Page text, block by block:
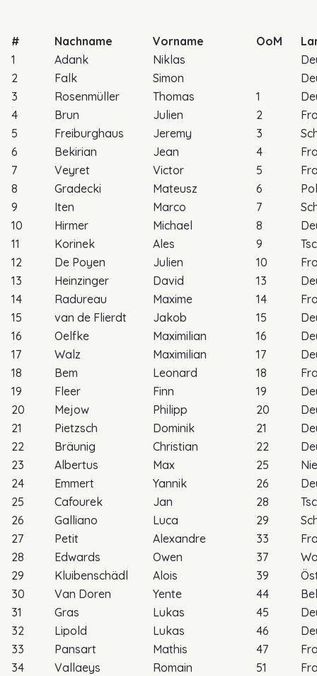
# Nachname Vorname OoM
1
Adank Niklas
2
Falk Simon
3
Rosenmüller Thomas 1
4
Brun Julien 2
5
Freiburghaus Jeremy 3
6
Bekirian Jean 4
7
Veyret Victor 5
8
Gradecki Mateusz 6
9
Iten Marco 7
10
Hirmer Michael 8
11
Korinek Ales 9
12
De Poyen Julien 10
13
Heinzinger David 13
14
Radureau Maxime 14
15
van de Flierdt Jakob 15
16
Oelfke Maximilian 16
17
Walz Maximilian 17
18
Bem Leonard 18
19
Fleer Finn 19
20
Mejow Philipp 20
21
Pietzsch Dominik 21
22
Bräunig Christian 22
23
Albertus Max 25
24
Emmert Yannik 26
25
Cafourek Jan 28
26
Galliano Luca 29
27
Petit Alexandre 33
28
Edwards Owen 37
29
Kluibenschädl Alois 39
30
Van Doren Yente 44
31
Gras Lukas 45
32
Lipold Lukas 46
33
Pansart Mathis 47
34
Vallaeys Romain 51